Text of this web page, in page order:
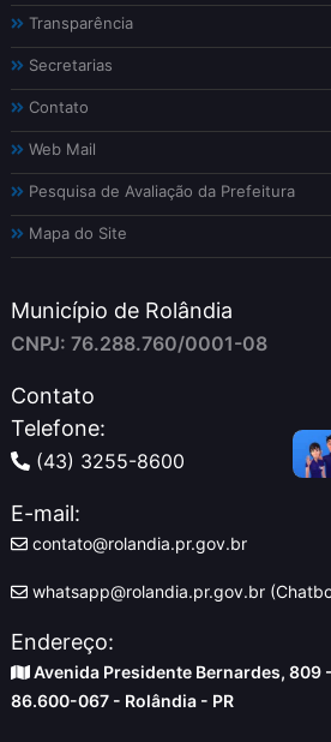
Transparência
Secretarias
Contato
Web Mail
Pesquisa de Avaliação da Prefeitura
Mapa do Site
Município de Rolândia
CNPJ: 76.288.760/0001-08
Contato
Telefone:
(43) 3255-8600
E-mail:
contato@rolandia.pr.gov.br
whatsapp@rolandia.pr.gov.br
Endereço:
Avenida Presidente Bernardes, 809
86.600-067 - Rolândia - PR